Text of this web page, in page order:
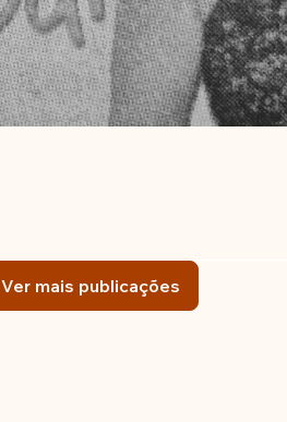
Ver mais publicações